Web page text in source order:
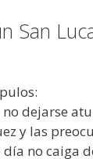
San
dejarse
y las
no caiga